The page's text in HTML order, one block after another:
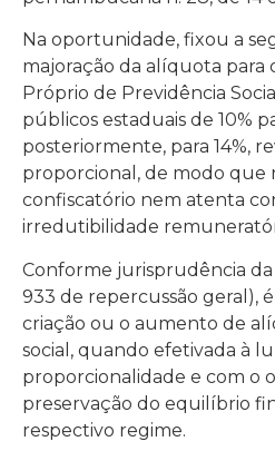
Na oportunidade, fixou a
majoração da alíquota para
Próprio de Previdência
públicos estaduais de 10%
posteriormente, para 14%,
proporcional, de modo que
confiscatório nem atenta
irredutibilidade
Conforme jurisprudência
933 de repercussão geral),
criação ou o aumento de
social, quando efetivada à
proporcionalidade e com o
preservação do equilíbrio
respectivo regime.